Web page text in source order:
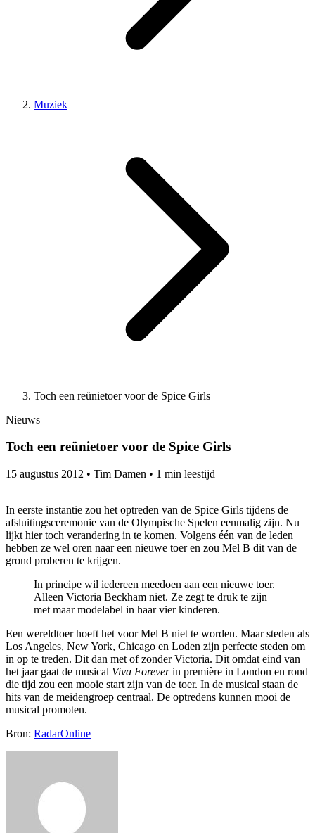
Muziek
Toch een reünietoer voor de Spice Girls
Nieuws
Toch een reünietoer voor de Spice Girls
15 augustus 2012 • Tim Damen • 1 min leestijd
In eerste instantie zou het optreden van de Spice Girls tijdens de
afsluitingsceremonie van de Olympische Spelen eenmalig zijn. Nu
lijkt hier toch verandering in te komen. Volgens één van de leden
hebben ze wel oren naar een nieuwe toer en zou Mel B dit van de
grond proberen te krijgen.
In principe wil iedereen meedoen aan een nieuwe toer.
Alleen Victoria Beckham niet. Ze zegt te druk te zijn
met maar modelabel in haar vier kinderen.
Een wereldtoer hoeft het voor Mel B niet te worden. Maar steden als
Los Angeles, New York, Chicago en Loden zijn perfecte steden om
in op te treden. Dit dan met of zonder Victoria. Dit omdat eind van
het jaar gaat de musical Viva Foreverin première in London en rond
die tijd zou een mooie start zijn van de toer. In de musical staan de
hits van de meidengroep centraal. De optredens kunnen mooi de
musical promoten.
Bron: RadarOnline